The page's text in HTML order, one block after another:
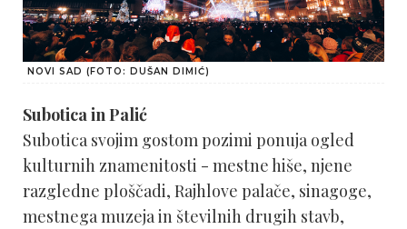
NOVI SAD (FOTO: DUŠAN DIMIĆ)
Subotica in Palić
Subotica svojim gostom pozimi ponuja ogled
kulturnih znamenitosti - mestne hiše, njene
razgledne ploščadi, Rajhlove palače, sinagoge,
mestnega muzeja in številnih drugih stavb,